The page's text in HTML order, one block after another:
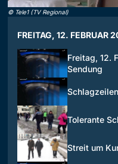
© Tele1 (TV Regional)
FREITAG, 12. FEBRUAR
Freitag, 12.
Sendung
Schlagzeilen
Tolerante
Streit um